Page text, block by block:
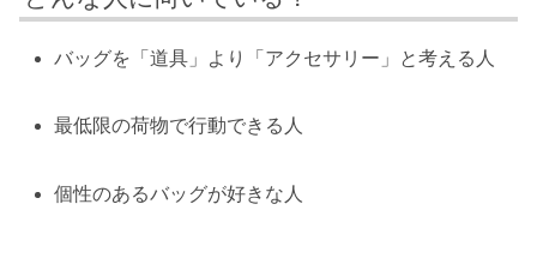
バッグを「道具」より「アクセサリー」と考える人
最低限の荷物で行動できる人
個性のあるバッグが好きな人